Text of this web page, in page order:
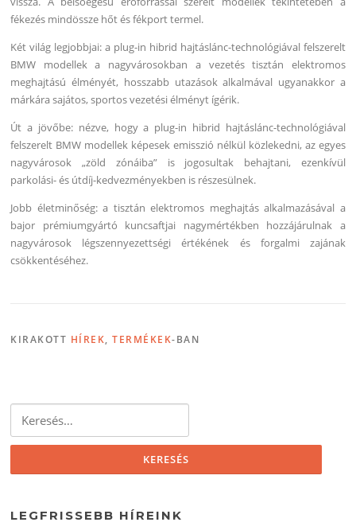
fékezés mindössze hőt és fékport termel.
Két világ legjobbjai: a plug-in hibrid hajtáslánc-technológiával felszerelt
BMW modellek a nagyvárosokban a vezetés tisztán elektromos
meghajtású élményét, hosszabb utazások alkalmával ugyanakkor a
márkára sajátos, sportos vezetési élményt ígérik.
Út a jövőbe: nézve, hogy a plug-in hibrid hajtáslánc-technológiával
felszerelt BMW modellek képesek emisszió nélkül közlekedni, az egyes
nagyvárosok „zöld zónáiba” is jogosultak behajtani, ezenkívül
parkolási- és útdíj-kedvezményekben is részesülnek.
Jobb életminőség: a tisztán elektromos meghajtás alkalmazásával a
bajor prémiumgyártó kuncsaftjai nagymértékben hozzájárulnak a
nagyvárosok légszennyezettségi értékének és forgalmi zajának
csökkentéséhez.
KIRAKOTT HÍREK,TERMÉKEK-BAN
LEGFRISSEBB HÍREINK